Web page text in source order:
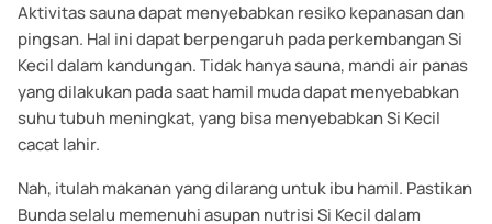
Aktivitas sauna dapat menyebabkan resiko kepanasan dan
pingsan. Hal ini dapat berpengaruh pada perkembangan Si
Kecil dalam kandungan. Tidak hanya sauna, mandi air panas
yang dilakukan pada saat hamil muda dapat menyebabkan
suhu tubuh meningkat, yang bisa menyebabkan Si Kecil
cacat lahir.
Nah, itulah makanan yang dilarang untuk ibu hamil. Pastikan
Bunda selalu memenuhi asupan nutrisi Si Kecil dalam